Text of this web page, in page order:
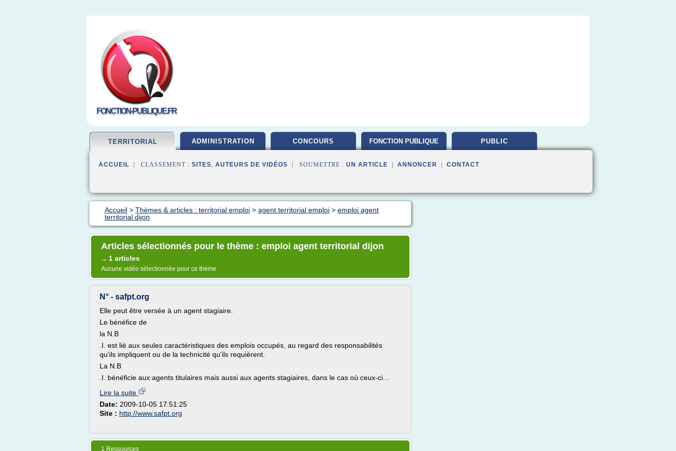
FONCTION-PUBLIQUE.FR
TERRITORIAL ADMINISTRATION CONCOURS FONCTION PUBLIQUE PUBLIC
ACCUEIL | CLASSEMENT : SITES, AUTEURS DE VIDÉOS | SOUMETTRE : UN ARTICLE ANNONCER CONTACT
Accueil > Thèmes & articles : territorial emploi > agent territorial emploi > emploi agent
territorial dijon
Articles sélectionnés pour le thème : emploi agent territorial dijon
→ 1 articles
Aucune vidéo sélectionnée pour ce thème
N° - safpt.org
Elle peut être versée à un agent stagiaire.
Le bénéfice de
la N.B
.I. est lié aux seules caractéristiques des emplois occupés, au regard des responsabilités
qu'ils impliquent ou de la technicité qu'ils requièrent.
La N.B
.I. bénéficie aux agents titulaires mais aussi aux agents stagiaires, dans le cas où ceux-ci...
Lire la suite
Date: 2009-10-05 17:51:25
Site : http://www.safpt.org
1 Ressources